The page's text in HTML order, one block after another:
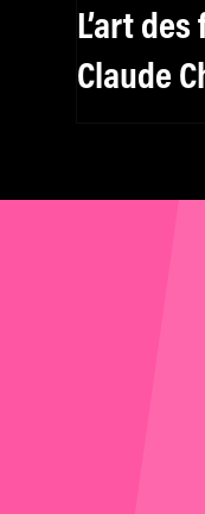
L’art
Claude